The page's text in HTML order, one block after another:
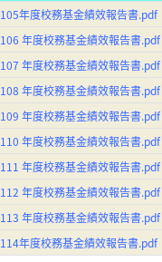
105年度校務基金績效報告書.pdf
106 年度校務基金績效報告書.pdf
107 年度校務基金績效報告書.pdf
108 年度校務基金績效報告書.pdf
109 年度校務基金績效報告書.pdf
110 年度校務基金績效報告書.pdf
111 年度校務基金績效報告書.pdf
112 年度校務基金績效報告書.pdf
113 年度校務基金績效報告書.pdf
114年度校務基金績效報告書.pdf